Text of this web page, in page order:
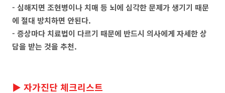
- 심해지면 조현병이나 치매 등 뇌에 심각한 문제가 생기기 때문
에 절대 방치하면 안된다.
- 증상마다 치료법이 다르기 때문에 반드시 의사에게 자세한 상
담을 받는 것을 추천.
▶ 자가진단 체크리스트